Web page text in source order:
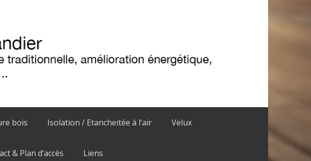
bois Isolation / Etancheitée à l’air Velux
& Plan d’accès Liens